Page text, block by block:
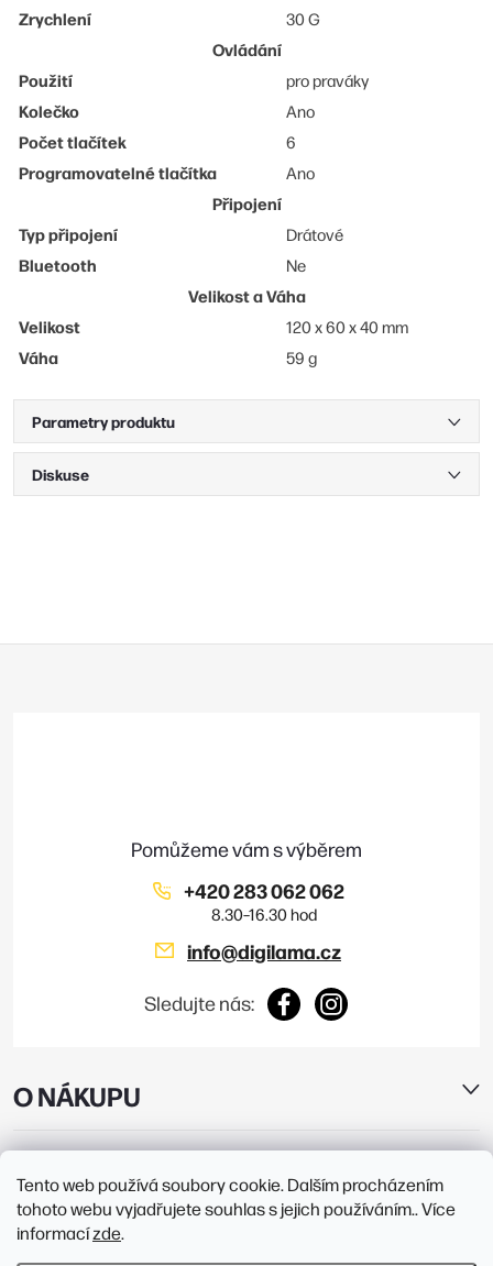
Tento web používá soubory cookie. Dalším procházením
tohoto webu vyjadřujete souhlas s jejich používáním.. Více
informacízde.
Zrychlení 30 G
Ovládání
Použití
pro praváky
Kolečko Ano
Počet tlačítek 6
Programovatelné tlačítka Ano
Připojení
Typ připojení
Drátové
Bluetooth Ne
Velikost a Váha
Velikost
120 x 60 x 40 mm
Váha 59 g
Parametry produktu
Diskuse
Z
O NÁKUPU
PRODEJNY
info@digilama.cz
+420 283 062 062
Sledujte nás: